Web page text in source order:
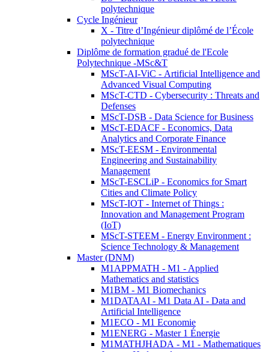
polytechnique
Cycle Ingénieur
X - Titre d’Ingénieur diplômé de l’École
polytechnique
Diplôme de formation gradué de l'Ecole
Polytechnique -MSc&T
MScT-AI-ViC - Artificial Intelligence and
Advanced Visual Computing
MScT-CTD - Cybersecurity : Threats and
Defenses
MScT-DSB - Data Science for Business
MScT-EDACF - Economics, Data
Analytics and Corporate Finance
MScT-EESM - Environmental
Engineering and Sustainability
Management
MScT-ESCLiP - Economics for Smart
Cities and Climate Policy
MScT-IOT - Internet of Things :
Innovation and Management Program
(IoT)
MScT-STEEM - Energy Environment :
Science Technology & Management
Master (DNM)
M1APPMATH - M1 - Applied
Mathematics and statistics
M1BM - M1 Biomechanics
M1DATAAI - M1 Data AI - Data and
Artificial Intelligence
M1ECO - M1 Economie
M1ENERG - Master 1 Énergie
M1MATHJHADA - M1 - Mathematiques